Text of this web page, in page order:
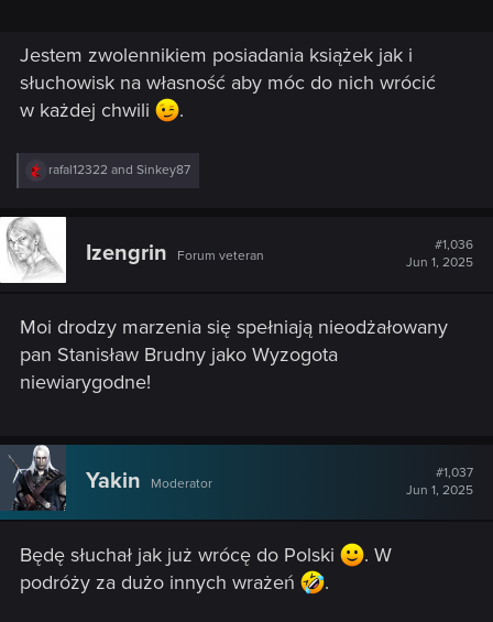
Jestem zwolennikiem posiadania książek jak i
słuchowisk na własność aby móc do nich wrócić
w każdej chwili
.
R
e
c
i
o
:
rafal12322 and Sinkey87
Izengrin Forum veteran
#1,036
Jun 1, 2025
Moi drodzy marzenia się spełniają nieodżałowany
pan Stanisław Brudny jako Wyzogota
niewiarygodne!
Yakin Moderator
#1,037
Jun 1, 2025
Będę słuchał jak już wrócę do Polski
. W
podróży za dużo innych wrażeń
.